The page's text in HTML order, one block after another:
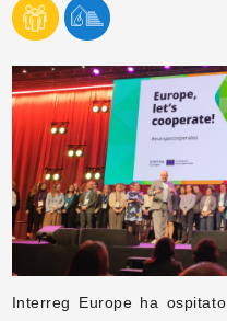
Interreg Europe ha